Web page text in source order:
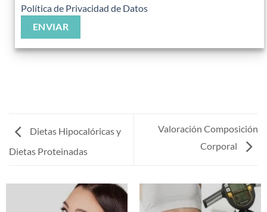
Política de Privacidad de Datos
Dietas Hipocalóricas y
Dietas Proteinadas
Valoración Composición
Corporal